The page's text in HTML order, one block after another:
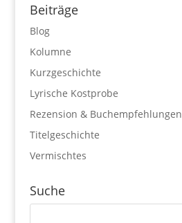
Beiträge
Blog
Kolumne
Kurzgeschichte
Lyrische Kostprobe
Rezension & Buchempfehlungen
Titelgeschichte
Vermischtes
Suche